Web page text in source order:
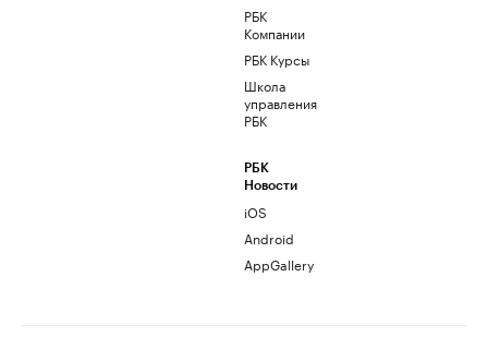
РБК
Компании
РБК Курсы
Школа
управления
РБК
РБК
Новости
iOS
Android
AppGallery